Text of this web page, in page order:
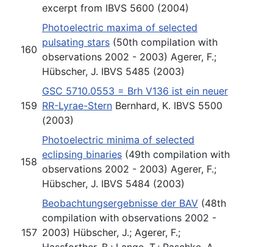
excerpt from IBVS 5600 (2004)
160
Photoelectric maxima of selected
pulsating stars (50th compilation with
observations 2002 - 2003) Agerer, F.;
Hübscher, J. IBVS 5485 (2003)
159
GSC 5710.0553 = Brh V136 ist ein neuer
RR-Lyrae-Stern Bernhard, K. IBVS 5500
(2003)
158
Photoelectric minima of selected
eclipsing binaries (49th compilation with
observations 2002 - 2003) Agerer, F.;
Hübscher, J. IBVS 5484 (2003)
157
Beobachtungsergebnisse der BAV (48th
compilation with observations 2002 -
2003) Hübscher, J.; Agerer, F.;